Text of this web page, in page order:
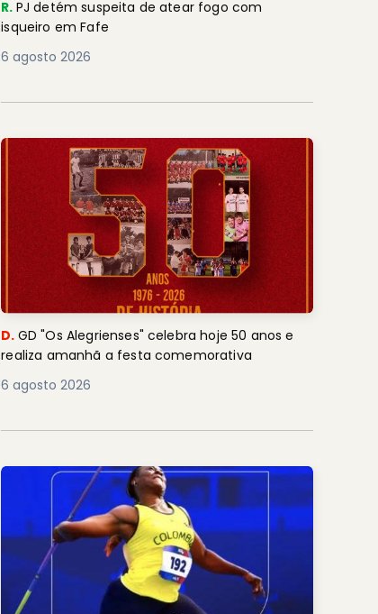
R. PJ detém suspeita de atear fogo com
isqueiro em Fafe
6 agosto 2026
D. GD "Os Alegrienses" celebra hoje 50 anos e
realiza amanhã a festa comemorativa
6 agosto 2026